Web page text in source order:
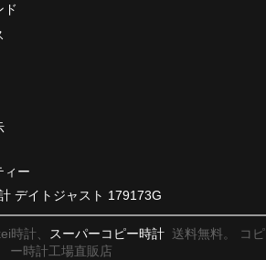
ド
ィー
デイトジャスト 179173G
時計、 スーパーコピー時計 送料無料。 コピ
ー時計工場直販店